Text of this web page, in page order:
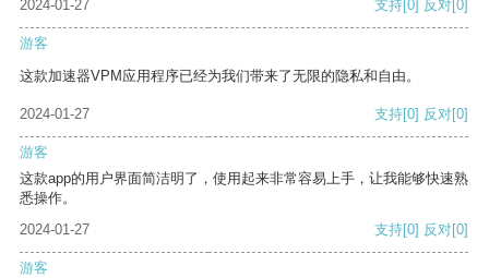
2024-01-27 支持 [0] 反对 [0]
游客
这款加速器VPM应用程序已经为我们带来了无限的隐私和自由。
2024-01-27 支持[0] 反对[0]
游客
这款app的用户界面简洁明了，使用起来非常容易上手，让我能够快速熟
悉操作。
2024-01-27
支持[0] 反对[0]
游客